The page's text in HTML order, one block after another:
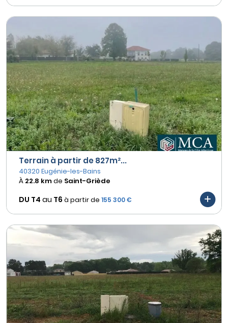
Terrain à partir de 827m²...
40320 Eugénie-les-Bains
À 22.8 kmde Saint-Griède
DU T4 au T6 à partir de 155 300 €